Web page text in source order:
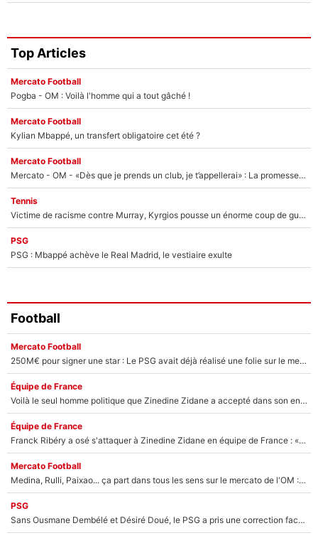
Top Articles
Mercato Football
Pogba - OM : Voilà l'homme qui a tout gâché !
Mercato Football
Kylian Mbappé, un transfert obligatoire cet été ?
Mercato Football
Mercato - OM - «Dès que je prends un club, je t’appellerai» : La promesse de Marcelino au moment de claquer la porte
Tennis
Victime de racisme contre Murray, Kyrgios pousse un énorme coup de gueule !
PSG
PSG : Mbappé achève le Real Madrid, le vestiaire exulte
Football
Mercato Football
250M€ pour signer une star : Le PSG avait déjà réalisé une folie sur le mercato bien avant Neymar !
Équipe de France
Voilà le seul homme politique que Zinedine Zidane a accepté dans son entourage : «Je garde un très bon souvenir de lui»
Équipe de France
Franck Ribéry a osé s'attaquer à Zinedine Zidane en équipe de France : «Je n'aurais jamais fait ça»
Mercato Football
Medina, Rulli, Paixao... ça part dans tous les sens sur le mercato de l'OM : Frank McCourt va enfin récupérer l'argent qu'il attend ?
PSG
Sans Ousmane Dembélé et Désiré Doué, le PSG a pris une correction face à Majorque : Luis Enrique attend avec impatience des renforts !